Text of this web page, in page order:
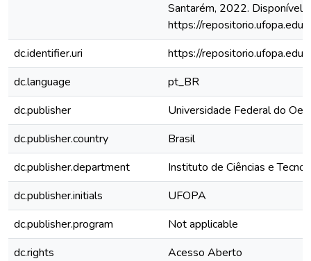
Santarém, 2022. Disponível
https://
dc.identifier.uri
https://
dc.language
pt_BR
dc.publisher
Universidade Federal do
dc.publisher.country
Brasil
dc.publisher.department
Instituto de Ciências e
dc.publisher.initials
UFOPA
dc.publisher.program
Not applicable
dc.rights
Acesso Aberto